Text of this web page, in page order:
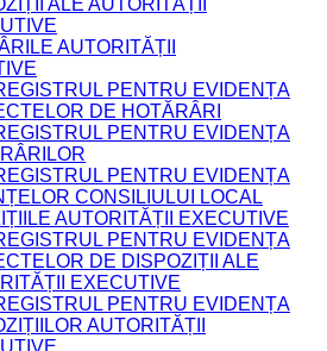
ALE AUTORITĂȚII
AUTORITĂȚII
PENTRU EVIDENȚA
DE HOTĂRÂRI
PENTRU EVIDENȚA
PENTRU EVIDENȚA
CONSILIULUI LOCAL
AUTORITĂȚII EXECUTIVE
PENTRU EVIDENȚA
DE DISPOZIȚII ALE
EXECUTIVE
PENTRU EVIDENȚA
AUTORITĂȚII